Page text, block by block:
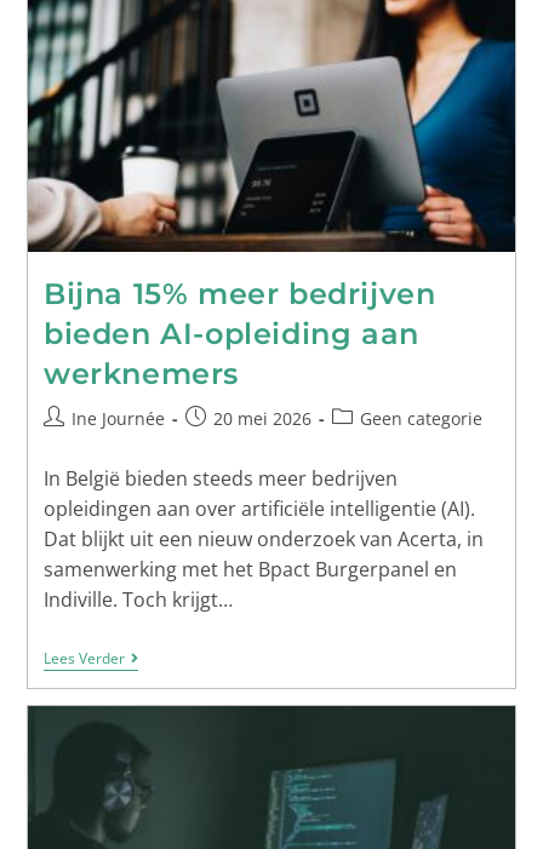
Bijna 15% meer bedrijven
bieden AI-opleiding aan
werknemers
Ine Journée 20 mei 2026 Geen categorie
In België bieden steeds meer bedrijven
opleidingen aan over artificiële intelligentie (AI).
Dat blijkt uit een nieuw onderzoek van Acerta, in
samenwerking met het Bpact Burgerpanel en
Indiville. Toch krijgt…
Lees Verder